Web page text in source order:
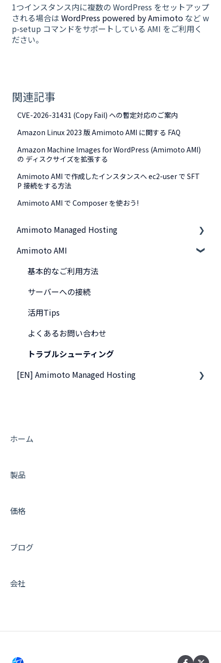
1つインスタンス内に複数の WordPress をセットアップ
される場合は WordPress powered by Amimoto など w
p-setup コマンドをサポートしている AMI をご利用く
ださい。
関連記事
CVE-2026-31431 (Copy Fail) ヘの暫定対応のご案内
Amazon Linux 2023 版 Amimoto AMI に関する FAQ
Amazon Machine Images for WordPress (Amimoto AMI)
の ディスクサイズを拡張する
Amimoto AMI で作成したインスタンスへ ec2-user で SFT
P 接続をする方法
Amimoto AMI で Composer を使おう!
Amimoto Managed Hosting
基本事項
スタートアップガイド
他社サーバから移行したい
管理画面のご利用方法
サーバー接続
ご契約・お支払い
よくあるお問い合わせ
ベンダー別 DNS 設定ガイド
Amimoto AMI
基本的なご利用方法
サーバーへの接続
活用Tips
よくあるお問い合わせ
トラブルシューティング
[EN] Amimoto Managed Hosting
ホーム
製品
価格
ブログ
会社